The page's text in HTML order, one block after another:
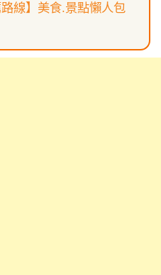
路線】美食.景點懶人包